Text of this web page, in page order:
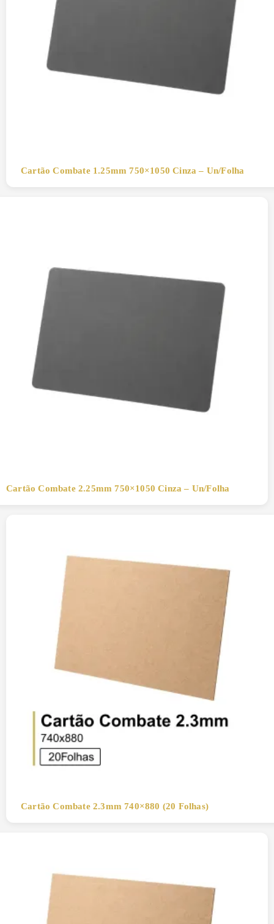
Cartão Combate 1.25mm 750×1050 Cinza – Un/Folha
Cartão Combate 2.25mm 750×1050 Cinza – Un/Folha
Cartão Combate 2.3mm 740×880 (20 Folhas)